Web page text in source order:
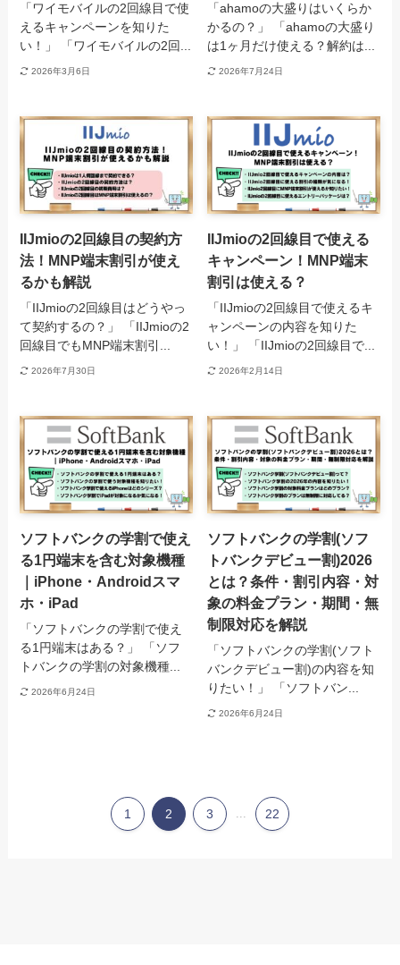
「ワイモバイルの2回線目で使
えるキャンペーンを知りた
い！」 「ワイモバイルの2回...
2026年3月6日
「ahamoの大盛りはいくらか
かるの？」 「ahamoの大盛り
は1ヶ月だけ使える？解約は...
2026年7月24日
IIJmioの2回線目の契約方
法！MNP端末割引が使え
るかも解説
「IIJmioの2回線目はどうやっ
て契約するの？」 「IIJmioの2
回線目でもMNP端末割引...
2026年7月30日
IIJmioの2回線目で使える
キャンペーン！MNP端末
割引は使える？
「IIJmioの2回線目で使えるキ
ャンペーンの内容を知りた
い！」 「IIJmioの2回線目で...
2026年2月14日
ソフトバンクの学割で使え
る1円端末を含む対象機種
｜iPhone・Androidスマ
ホ・iPad
「ソフトバンクの学割で使え
る1円端末はある？」 「ソフ
トバンクの学割の対象機種...
2026年6月24日
ソフトバンクの学割(ソフ
トバンクデビュー割)2026
とは？条件・割引内容・対
象の料金プラン・期間・無
制限対応を解説
「ソフトバンクの学割(ソフト
バンクデビュー割)の内容を知
りたい！」 「ソフトバン...
2026年6月24日
1 2 3 ... 22